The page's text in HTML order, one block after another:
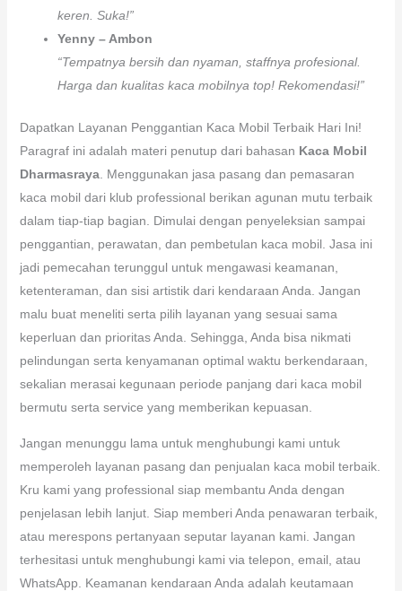
keren. Suka!”
Yenny – Ambon
“Tempatnya bersih dan nyaman, staffnya profesional.
Harga dan kualitas kaca mobilnya top! Rekomendasi!”
Dapatkan Layanan Penggantian Kaca Mobil Terbaik Hari Ini!
Paragraf ini adalah materi penutup dari bahasan Kaca Mobil
Dharmasraya. Menggunakan jasa pasang dan pemasaran
kaca mobil dari klub professional berikan agunan mutu terbaik
dalam tiap-tiap bagian. Dimulai dengan penyeleksian sampai
penggantian, perawatan, dan pembetulan kaca mobil. Jasa ini
jadi pemecahan terunggul untuk mengawasi keamanan,
ketenteraman, dan sisi artistik dari kendaraan Anda. Jangan
malu buat meneliti serta pilih layanan yang sesuai sama
keperluan dan prioritas Anda. Sehingga, Anda bisa nikmati
pelindungan serta kenyamanan optimal waktu berkendaraan,
sekalian merasai kegunaan periode panjang dari kaca mobil
bermutu serta service yang memberikan kepuasan.
Jangan menunggu lama untuk menghubungi kami untuk
memperoleh layanan pasang dan penjualan kaca mobil terbaik.
Kru kami yang professional siap membantu Anda dengan
penjelasan lebih lanjut. Siap memberi Anda penawaran terbaik,
atau merespons pertanyaan seputar layanan kami. Jangan
terhesitasi untuk menghubungi kami via telepon, email, atau
WhatsApp. Keamanan kendaraan Anda adalah keutamaan